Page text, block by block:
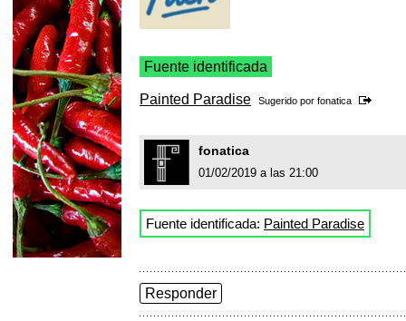
Fuente identificada
Painted Paradise Sugerido por fonatica
fonatica
01/02/2019 a las 21:00
Fuente identificada: Painted Paradise
Responder